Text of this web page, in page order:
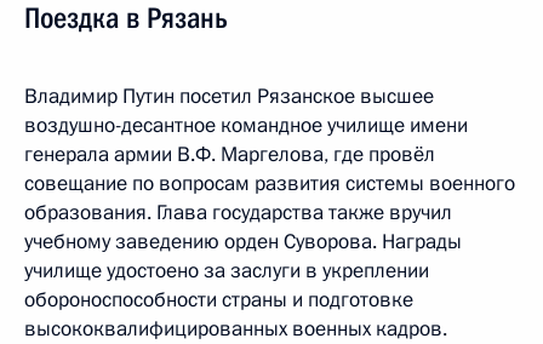
Поездка в Рязань
Владимир Путин посетил Рязанское высшее
воздушно-десантное командное училище имени
генерала армии В.Ф. Маргелова, где провёл
совещание по вопросам развития системы военного
образования. Глава государства также вручил
учебному заведению орден Суворова. Награды
училище удостоено за заслуги в укреплении
обороноспособности страны и подготовке
высококвалифицированных военных кадров.